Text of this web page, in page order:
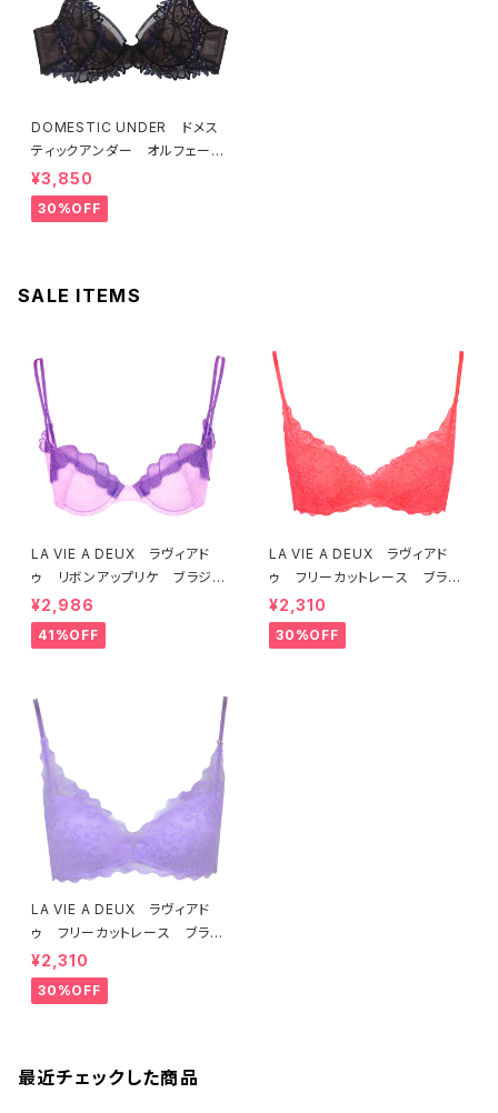
DOMESTIC UNDER ドメス
ティックアンダー オルフェーヴ
ル ブラジャー（ブラック）D225
4 送料無料
¥3,850
30%OFF
SALE ITEMS
LA VIE A DEUX ラヴィアド
ゥ リボンアップリケ ブラジャ
ー（ラベンダー） 22293 SA
LE セール 送料無料
¥2,986
41%OFF
LA VIE A DEUX ラヴィアド
ゥ フリーカットレース ブラレ
ット ソフトブラ（トマトレッド）2
2457 SALE 送料無料
¥2,310
30%OFF
LA VIE A DEUX ラヴィアド
ゥ フリーカットレース ブラレ
ット ソフトブラ（ラベンダー）22
463 SALE 送料無料
¥2,310
30%OFF
最近チェックした商品